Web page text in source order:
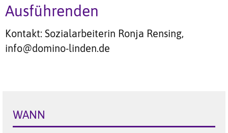
Ausführenden
Kontakt: Sozialarbeiterin Ronja Rensing,
info@domino-linden.de
WANN